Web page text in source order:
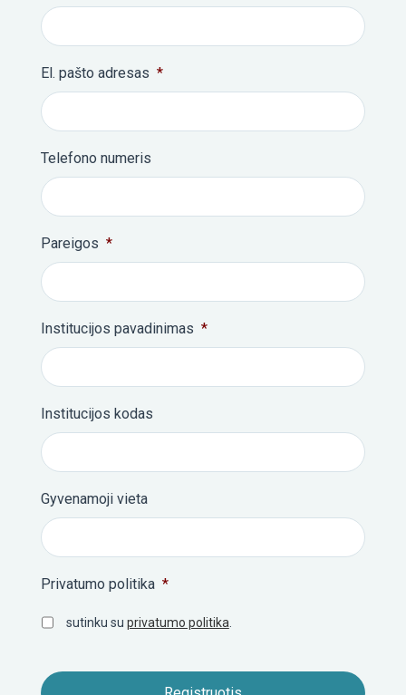
El. pašto adresas *
Telefono numeris
Pareigos *
Institucijos pavadinimas *
Institucijos kodas
Gyvenamoji vieta
Privatumo politika *
sutinku su privatumo politika